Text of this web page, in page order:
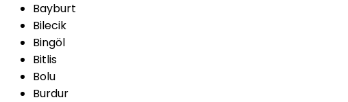
Bayburt
Bilecik
Bingöl
Bitlis
Bolu
Burdur